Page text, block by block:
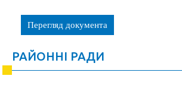
Перегляд документа
РАЙОННІ РАДИ